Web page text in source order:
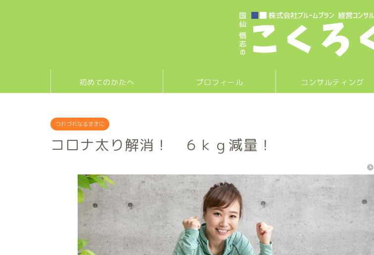
初めてのかたへ プロフィール コンサルティング
つれづれなるままに
コロナ太り解消！ ６ｋｇ減量！